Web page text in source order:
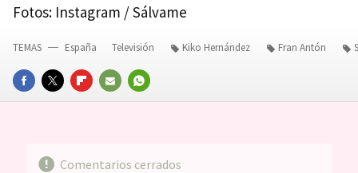
Fotos: Instagram / Sálvame
FACEBOOKTWITTERFLIPBOARD
E-
WHATSAPP
TEMAS España Televisión Kiko Hernández Fran Antón
Comentarios cerrados